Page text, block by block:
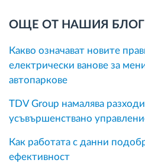
ОЩЕ ОТ НАШИЯ БЛОГ
Какво означават новите
електрически ванове за
автопаркове
TDV Group намалява
усъвършенствано
Как работата с данни
ефективност